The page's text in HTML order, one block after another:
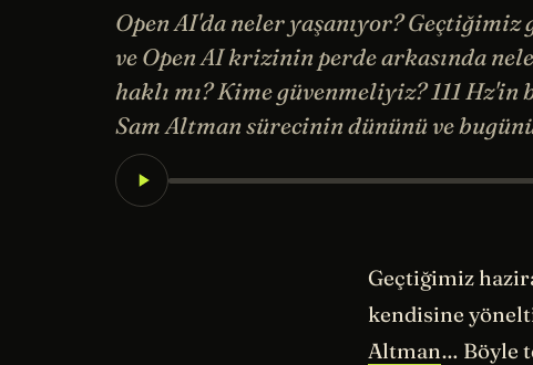
Open AI'da neler yaşanıyor?
ve Open AI krizinin perde arkasında
haklı mı? Kime güvenmeliyiz? 111
Sam Altman sürecinin dününü ve
Geçtiğimiz
kendisine
Altman… Böyle